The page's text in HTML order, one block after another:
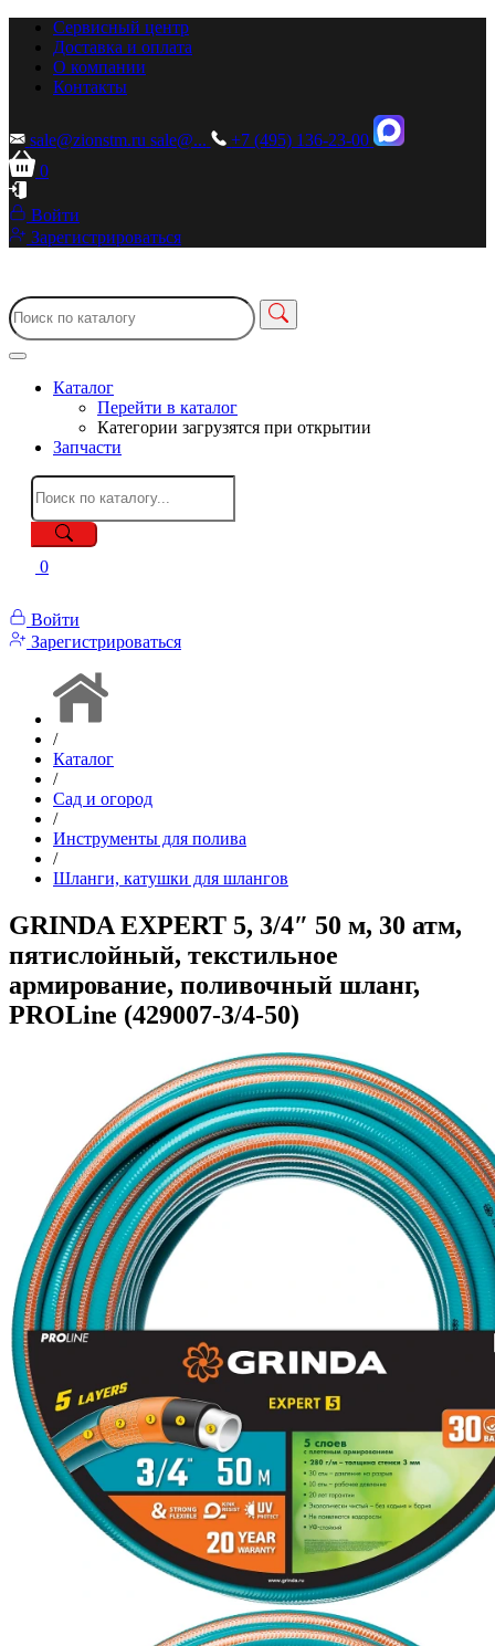
Сервисный центр
Доставка и оплата
О компании
Контакты
sale@zionstm.ru sale@...
+7 (495) 136-23-00
0
Войти
Зарегистрироваться
Каталог
Перейти в каталог
Категории загрузятся при открытии
Запчасти
0
Войти
Зарегистрироваться
/
Каталог
/
Сад и огород
/
Инструменты для полива
/
Шланги, катушки для шлангов
GRINDA EXPERT 5, 3/4″ 50 м, 30 атм,
пятислойный, текстильное
армирование, поливочный шланг,
PROLine (429007-3/4-50)